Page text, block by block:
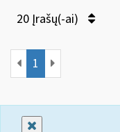
20 Įrašų(-ai)
1